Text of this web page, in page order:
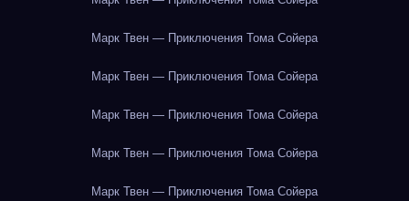
Марк Твен — Приключения Тома Сойера
Марк Твен — Приключения Тома Сойера
Марк Твен — Приключения Тома Сойера
Марк Твен — Приключения Тома Сойера
Марк Твен — Приключения Тома Сойера